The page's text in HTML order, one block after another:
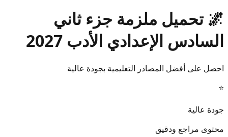
🌌 تحميل ملزمة جزء ثاني
السادس الإعدادي الأدب 2027
احصل على أفضل المصادر التعليمية بجودة عالية
⭐
جودة عالية
محتوى مراجع ودقيق